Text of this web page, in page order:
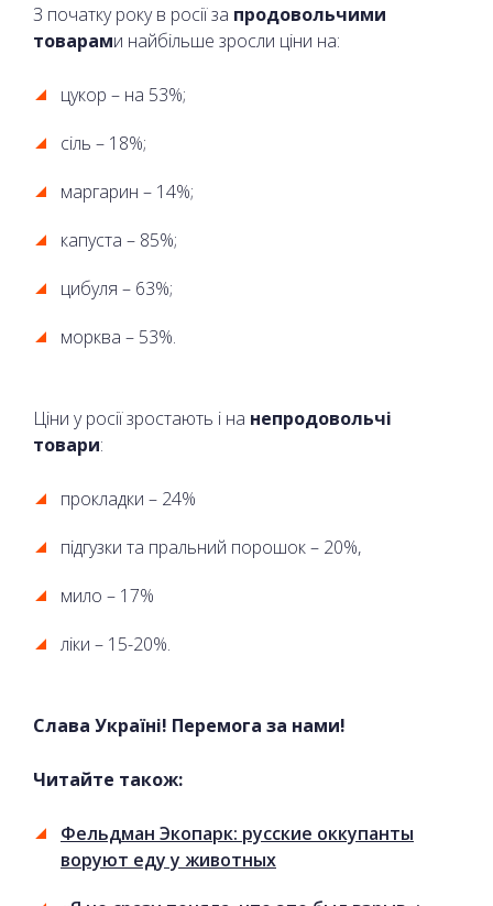
З початку року в росії за продовольчими
товарами найбільше зросли ціни на:
цукор – на 53%;
сіль – 18%;
маргарин – 14%;
капуста – 85%;
цибуля – 63%;
морква – 53%.
Ціни у росії зростають і на непродовольчі
товари:
прокладки – 24%
підгузки та пральний порошок – 20%,
мило – 17%
ліки – 15-20%.
Слава Україні! Перемога за нами!
Читайте також:
Фельдман Экопарк: русские оккупанты
воруют еду у животных